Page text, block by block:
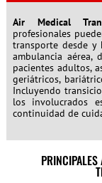
Air Medical
profesionales
transporte desde y
ambulancia aérea,
pacientes adultos,
geriátricos,
Incluyendo
los involucrados
continuidad de